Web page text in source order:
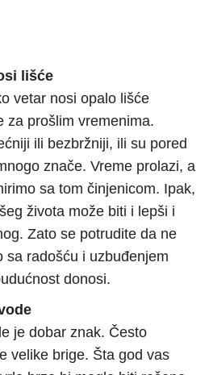
lišće
vetar nosi opalo lišće
za prošlim vremenima.
ili bezbržniji, ili su pored
znače. Vreme prolazi, a
sa tom činjenicom. Ipak,
života može biti i lepši i
Zato se potrudite da ne
sa radošću i uzbuđenjem
donosi.
je dobar znak. Često
velike brige. Šta god vas